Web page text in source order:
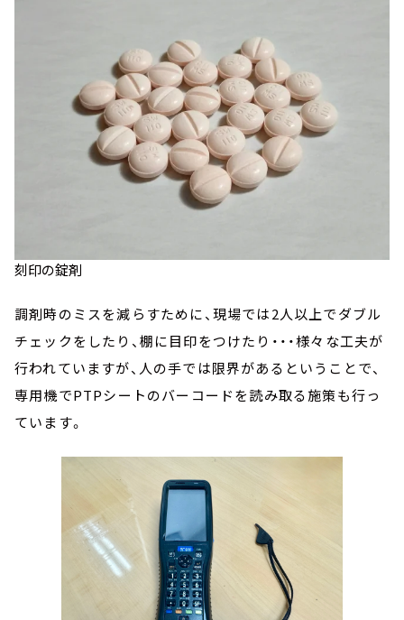
刻印の錠剤
調剤時のミスを減らすために、現場では2人以上でダブル
チェックをしたり、棚に目印をつけたり・・・様々な工夫が
行われていますが、人の手では限界があるということで、
専用機でPTPシートのバーコードを読み取る施策も行っ
ています。